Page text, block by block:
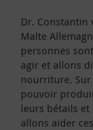
Dr. Constantin
Malte
personnes
agir et allons
nourriture.
pouvoir
leurs bétails et
allons aider